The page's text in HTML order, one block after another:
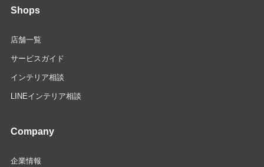
Shops
店舗一覧
サービスガイド
インテリア相談
LINEインテリア相談
Company
企業情報